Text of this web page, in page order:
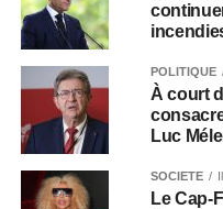
POLITIQUE
À court
Luc
SOCIÉTÉ
Le Cap-